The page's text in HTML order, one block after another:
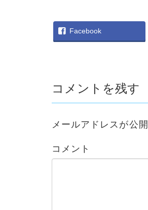
Facebook
コメントを残す
メールアドレスが公
コメント